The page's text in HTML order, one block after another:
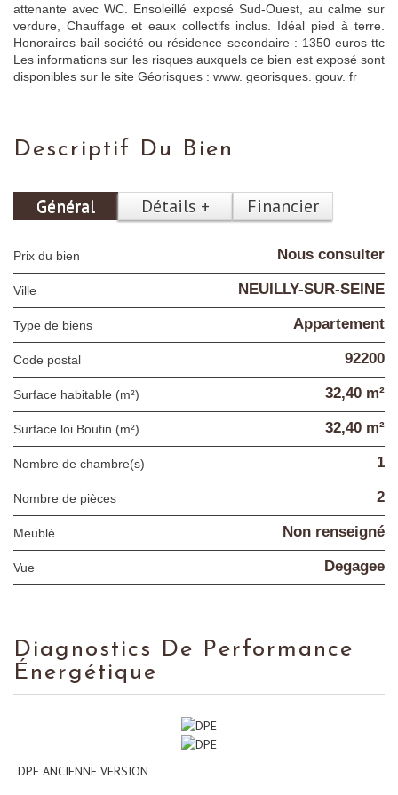
attenante avec WC. Ensoleillé exposé Sud-Ouest, au calme sur
verdure, Chauffage et eaux collectifs inclus. Idéal pied à terre.
Honoraires bail société ou résidence secondaire : 1350 euros ttc
Les informations sur les risques auxquels ce bien est exposé sont
disponibles sur le site Géorisques : www. georisques. gouv. fr
Descriptif Du Bien
Général Détails + Financier
Prix du bien Nous consulter
Ville NEUILLY-SUR-SEINE
Type de biens Appartement
Code postal 92200
Surface habitable (m²) 32,40 m²
Surface loi Boutin (m²) 32,40 m²
Nombre de chambre(s) 1
Nombre de pièces 2
Meublé Non renseigné
Vue Degagee
Diagnostics De Performance
Énergétique
DPE ANCIENNE VERSION